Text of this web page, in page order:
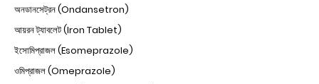
অনডানসেট্রন (Ondansetron)
আয়রন ট্যাবলেট (Iron Tablet)
ইসোমিপ্রাজল (Esomeprazole)
ওমিপ্রাজল (Omeprazole)